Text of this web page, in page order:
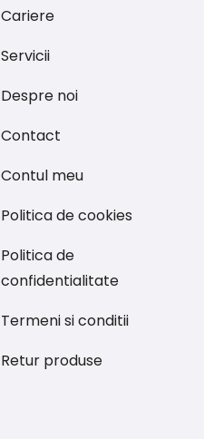
Cariere
Servicii
Despre noi
Contact
Contul meu
Politica de cookies
Politica de
confidentialitate
Termeni si conditii
Retur produse